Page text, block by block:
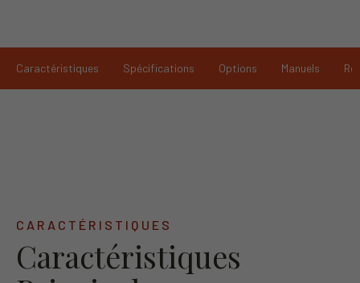
Caractéristiques Spécifications Options Manuels
CARACTÉRISTIQUES
Caractéristiques